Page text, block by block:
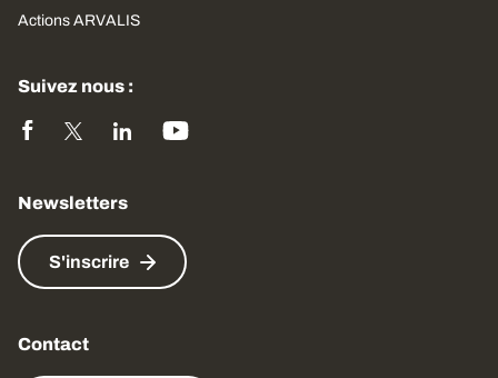
Actions ARVALIS
Suivez nous :
Newsletters
S'inscrire
Contact